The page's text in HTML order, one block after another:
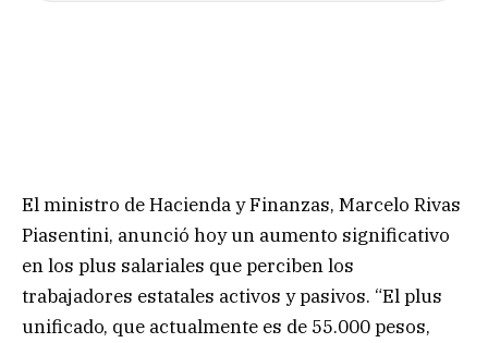
El ministro de Hacienda y Finanzas, Marcelo Rivas
Piasentini, anunció hoy un aumento significativo
en los plus salariales que perciben los
trabajadores estatales activos y pasivos. “El plus
unificado, que actualmente es de 55.000 pesos,